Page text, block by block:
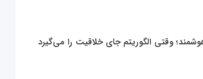
وقتی الگوریتم جای خلاقیت را می‌گیرد